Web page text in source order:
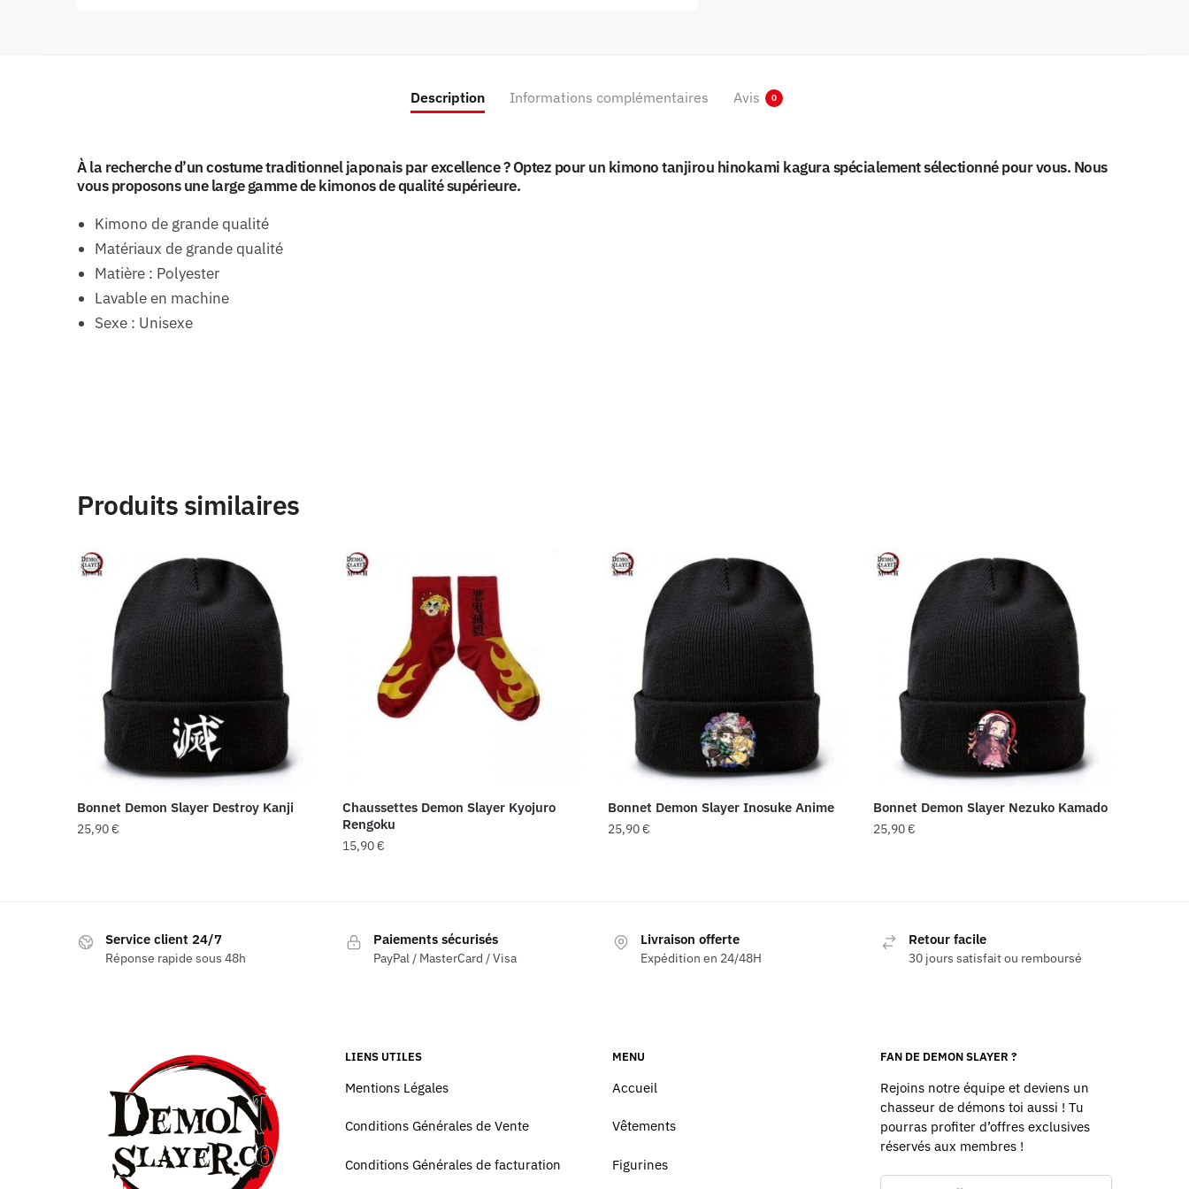
Description Informations complémentaires Avis 0
À la recherche d’un costume traditionnel japonais par excellence ? Optez pour un kimono tanjirou hinokami kagura spécialement sélectionné pour vous. Nous
vous proposons une large gamme de kimonos de qualité supérieure.
Kimono de grande qualité
Matériaux de grande qualité
Matière : Polyester
Lavable en machine
Sexe : Unisexe
Produits similaires
Bonnet Demon Slayer Destroy Kanji
25,90€
Chaussettes Demon Slayer Kyojuro
Rengoku
15,90€
Bonnet Demon Slayer Inosuke Anime
25,90€
Bonnet Demon Slayer Nezuko Kamado
25,90€
Service client 24/7
Réponse rapide sous 48h
Paiements sécurisés
PayPal / MasterCard / Visa
Livraison offerte
Expédition en 24/48H
Retour facile
30 jours satisfait ou remboursé
LIENS UTILES
Mentions Légales
Conditions Générales de Vente
Conditions Générales de facturation
MENU
Accueil
Vêtements
Figurines
FAN DE DEMON SLAYER ?
Rejoins notre équipe et deviens un
chasseur de démons toi aussi ! Tu
pourras profiter d’offres exclusives
réservés aux membres !